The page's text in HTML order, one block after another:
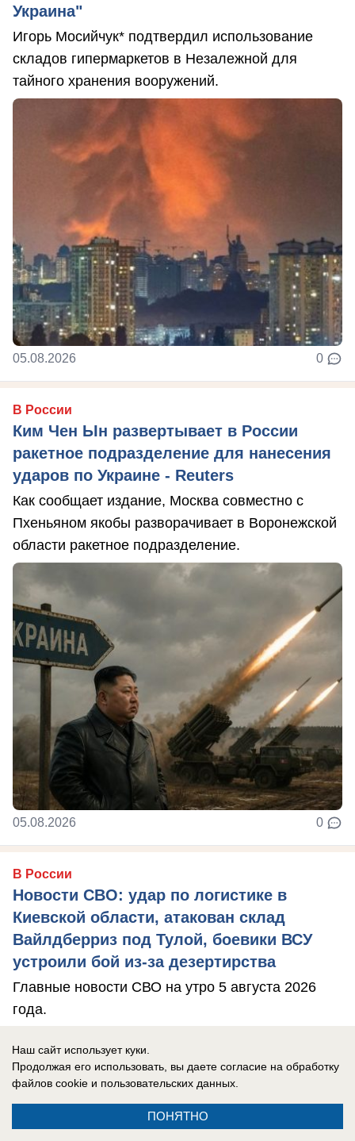
Украина"
Игорь Мосийчук* подтвердил использование
складов гипермаркетов в Незалежной для
тайного хранения вооружений.
05.08.2026 0
В России
Ким Чен Ын развертывает в России
ракетное подразделение для нанесения
ударов по Украине - Reuters
Как сообщает издание, Москва совместно с
Пхеньяном якобы разворачивает в Воронежской
области ракетное подразделение.
05.08.2026 0
В России
Новости СВО: удар по логистике в
Киевской области, атакован склад
Вайлдберриз под Тулой, боевики ВСУ
устроили бой из-за дезертирства
Главные новости СВО на утро 5 августа 2026
года.
Наш сайт использует куки.
Продолжая его использовать, вы даете согласие на обработку
файлов cookie и пользовательских данных.
ПОНЯТНО